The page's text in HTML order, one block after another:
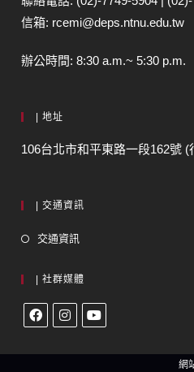
信箱: rcemi@deps.ntnu.edu.tw
辦公時間: 8:30 a.m.~ 5:30 p.m.
| 地址
106台北市和平東路一段162號 (
| 交通資訊
交通資訊
| 社群媒體
網